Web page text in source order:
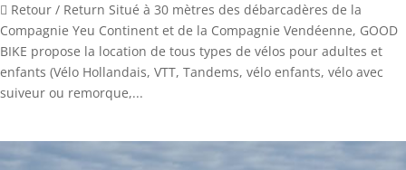
 Retour / Return Situé à 30 mètres des débarcadères de la
Compagnie Yeu Continent et de la Compagnie Vendéenne, GOOD
BIKE propose la location de tous types de vélos pour adultes et
enfants (Vélo Hollandais, VTT, Tandems, vélo enfants, vélo avec
suiveur ou remorque,...